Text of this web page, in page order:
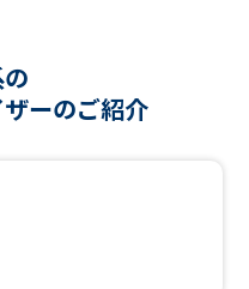
ーのご紹介